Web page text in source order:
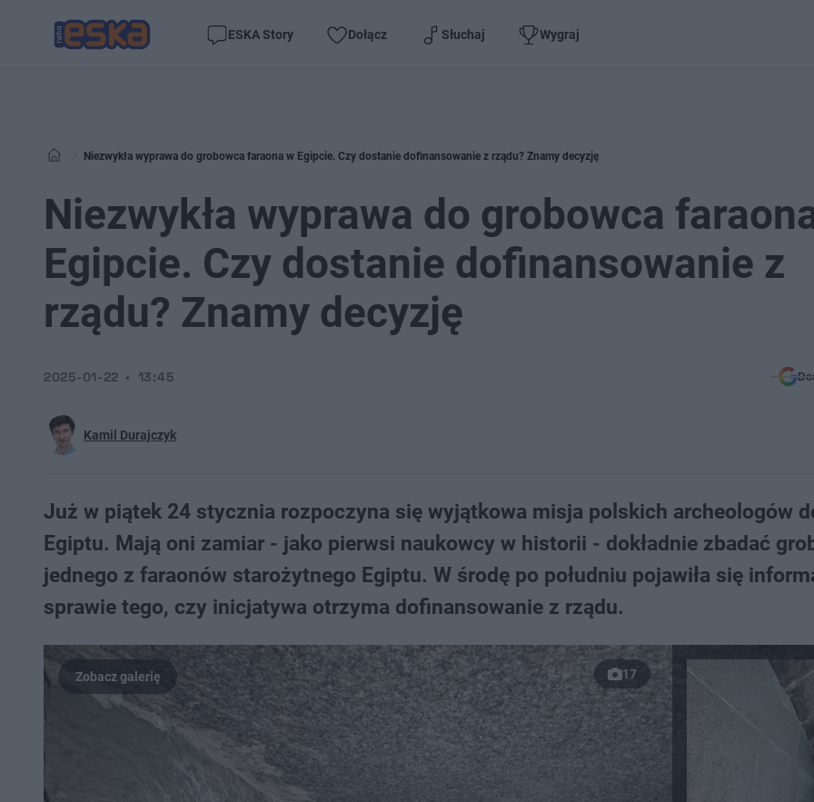
ESKA Story Dołącz Słuchaj Wygraj
Niezwykła wyprawa do grobowca faraona w Egipcie. Czy dostanie dofinansowanie z rządu? Znamy decyzję
Niezwykła wyprawa do grobowca
Egipcie. Czy dostanie dofinansowanie z
rządu? Znamy decyzję
Kamil Durajczyk
2025-01-22 13:45
Już w piątek 24 stycznia rozpoczyna się wyjątkowa misja polskich archeologów
Egiptu. Mają oni zamiar - jako pierwsi naukowcy w historii - dokładnie zbadać
jednego z faraonów starożytnego Egiptu. W środę po południu pojawiła się
sprawie tego, czy inicjatywa otrzyma dofinansowanie z rządu.
17